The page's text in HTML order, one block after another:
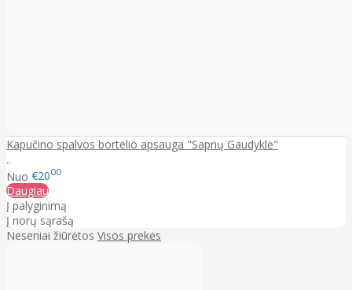
Kapučino spalvos bortelio apsauga "Sapnų Gaudyklė"
..
Nuo €2000
Daugiau
Į palyginimą
Į norų sąrašą
Neseniai žiūrėtos Visos prekės